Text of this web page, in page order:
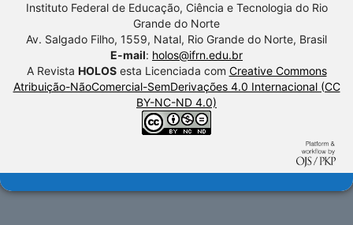
Instituto Federal de Educação, Ciência e Tecnologia do Rio
Grande do Norte
Av. Salgado Filho, 1559, Natal, Rio Grande do Norte, Brasil
E-mail: holos@ifrn.edu.br
A Revista HOLOSesta Licenciada com Creative Commons
Atribuição-NãoComercial-SemDerivações 4.0 Internacional (CC
BY-NC-ND 4.0)